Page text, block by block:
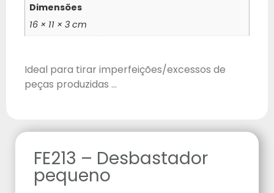
Dimensões
16 × 11 × 3 cm
Ideal para tirar imperfeições/excessos de
peças produzidas …
FE213 – Desbastador
pequeno